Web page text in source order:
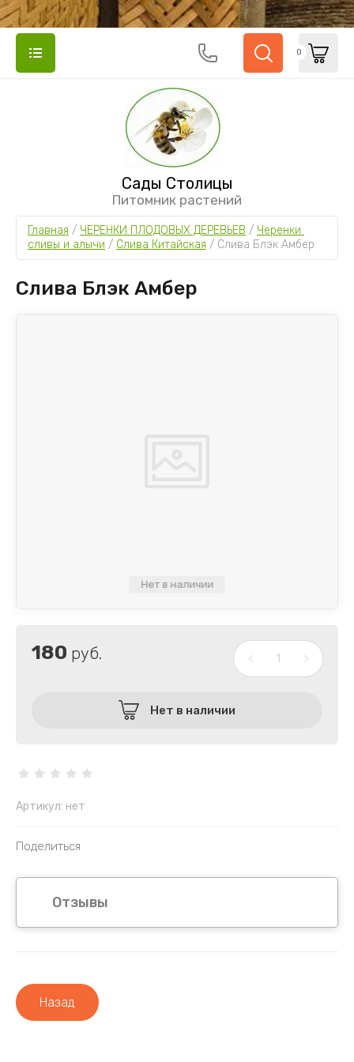
Сады Столицы
Питомник растений
0
Главная / ЧЕРЕНКИ ПЛОДОВЫХ ДЕРЕВЬЕВ / Черенки
сливы и алычи / Слива Китайская / Слива Блэк Амбер
Слива Блэк Амбер
Нет в наличии
180 руб.
Нет в наличии
Артикул: нет
Поделиться
Отзывы
Назад